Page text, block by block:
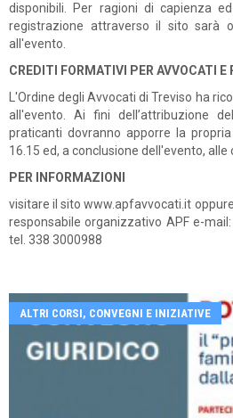
disponibili. Per ragioni di capienza
registrazione attraverso il sito sarà
all'evento.
CREDITI FORMATIVI PER AVVOCATI E
L'Ordine degli Avvocati di Treviso ha
all'evento. Ai fini dell’attribuzione
praticanti dovranno apporre la
16.15 ed, a conclusione dell'evento, alle
PER INFORMAZIONI
visitare il sito www.apfavvocati.it
responsabile organizzativo APF e-
tel. 338 3000988
ALTRI CORSI, CONVEGNI E INIZIATIVE